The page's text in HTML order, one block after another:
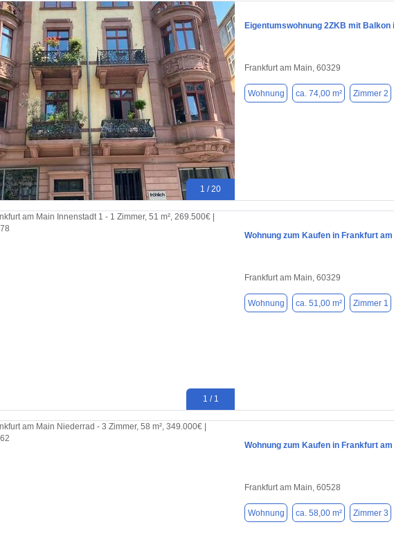
1 / 20
Eigentumswohnung 2ZKB mit
Frankfurt am Main, 60329
Wohnung ca. 74,00 m² Zimmer 2
1 / 1
Wohnung zum Kaufen in Frankfurt am
Frankfurt am Main, 60329
Wohnung ca. 51,00 m² Zimmer 1
Wohnung zum Kaufen in Frankfurt am
Frankfurt am Main, 60528
Wohnung ca. 58,00 m² Zimmer 3